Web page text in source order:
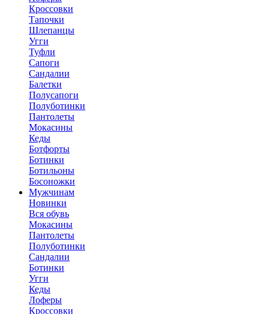
Кроссовки
Тапочки
Шлепанцы
Угги
Туфли
Сапоги
Сандалии
Балетки
Полусапоги
Полуботинки
Пантолеты
Мокасины
Кеды
Ботфорты
Ботинки
Ботильоны
Босоножки
Мужчинам
Новинки
Вся обувь
Мокасины
Пантолеты
Полуботинки
Сандалии
Ботинки
Угги
Кеды
Лоферы
Кроссовки